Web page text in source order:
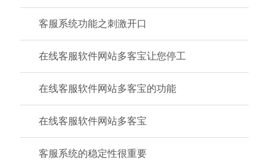
客服系统功能之刺激开口
在线客服软件网站多客宝让您停工
在线客服软件网站多客宝的功能
在线客服软件网站多客宝
客服系统的稳定性很重要